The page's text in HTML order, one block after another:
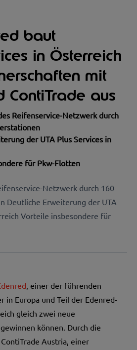
baut
in Österreich
mit
ContiTrade aus
Reifenservice-Netzwerk durch
der UTA Plus Services in
für Pkw-Flotten
Netzwerk durch 160
Deutliche Erweiterung der UTA
Vorteile insbesondere für
, einer der führenden
in Europa und Teil der Edenred-
gleich zwei neue
können. Durch die
Austria, einer